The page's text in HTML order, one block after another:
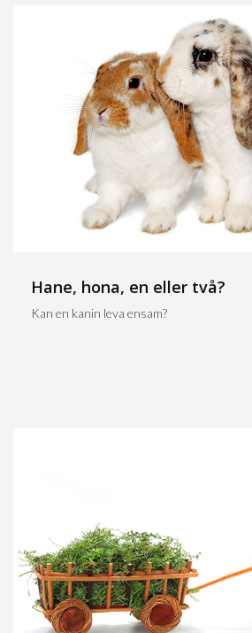
Hane, hona, en eller två?
Kan en kanin leva ensam?